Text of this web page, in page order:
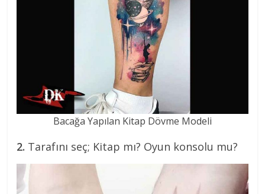
Bacağa Yapılan Kitap Dövme Modeli
2. Tarafını seç; Kitap mı? Oyun konsolu mu?